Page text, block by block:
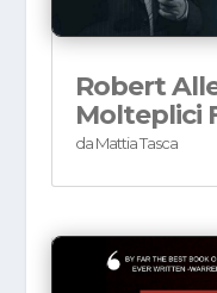
Robert
Molteplici
daMattia Tasca